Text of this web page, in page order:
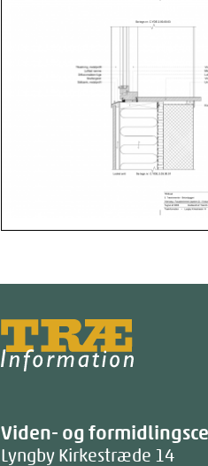
Træinfo
Viden- og
Lyngby Kirkestræde 14